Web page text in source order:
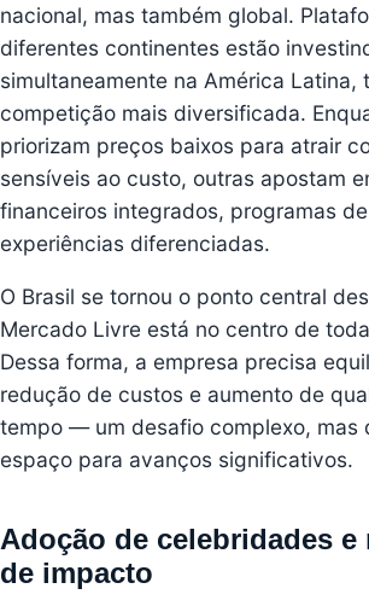
nacional, mas também global.
diferentes continentes estão
simultaneamente na América Latina,
competição mais diversificada.
priorizam preços baixos para atrair
sensíveis ao custo, outras apostam
financeiros integrados, programas
experiências diferenciadas.
O Brasil se tornou o ponto central
Mercado Livre está no centro de
Dessa forma, a empresa precisa
redução de custos e aumento de
tempo — um desafio complexo, mas
espaço para avanços significativos.
Adoção de celebridades e
de impacto